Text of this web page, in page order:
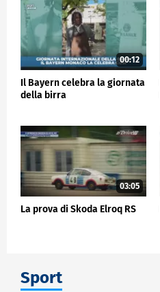
00:12
Il Bayern celebra la giornata
della birra
03:05
La prova di Skoda Elroq RS
Sport